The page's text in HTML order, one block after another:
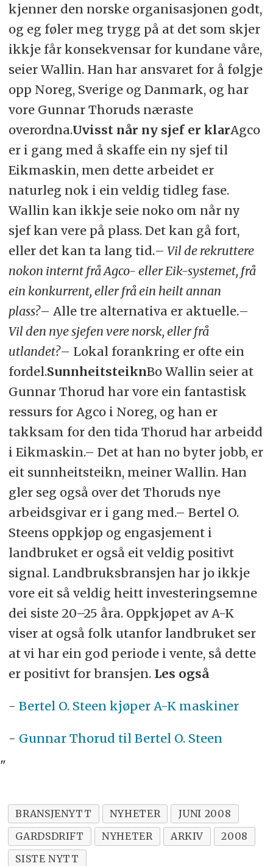
kjenner den norske organisasjonen godt,
og eg føler meg trygg på at det som skjer
ikkje får konsekvensar for kundane våre,
seier Wallin. Han har ansvaret for å følgje
opp Noreg, Sverige og Danmark, og har
vore Gunnar Thoruds næraste
overordna.Uvisst når ny sjef er klarAgco
er i gang med å skaffe ein ny sjef til
Eikmaskin, men dette arbeidet er
naturleg nok i ein veldig tidleg fase.
Wallin kan ikkje seie noko om når ny
sjef kan vere på plass. Det kan gå fort,
eller det kan ta lang tid.– Vil de rekruttere
nokon internt frå Agco- eller Eik-systemet, frå
ein konkurrent, eller frå ein heilt annan
plass?– Alle tre alternativa er aktuelle.–
Vil den nye sjefen vere norsk, eller frå
utlandet?– Lokal forankring er ofte ein
fordel.SunnheitsteiknBo Wallin seier at
Gunnar Thorud har vore ein fantastisk
ressurs for Agco i Noreg, og han er
takksam for den tida Thorud har arbeidd
i Eikmaskin.– Det at han no byter jobb, er
eit sunnheitsteikn, meiner Wallin. Han
gler seg også over det Thoruds nye
arbeidsgivar er i gang med.– Bertel O.
Steens oppkjøp og engasjement i
landbruket er også eit veldig positivt
signal. Landbruksbransjen har jo ikkje
vore eit så veldig heitt investeringsemne
dei siste 20–25 åra. Oppkjøpet av A-K
viser at også folk utanfor landbruket ser
at vi har ein god periode i vente, så dette
er positivt for bransjen. Les også
- Bertel O. Steen kjøper A-K maskiner
- Gunnar Thorud til Bertel O. Steen
"
BRANSJENYTT NYHETER
JUNI 2008
GARDSDRIFT
NYHETER ARKIV
2008
SISTE NYTT